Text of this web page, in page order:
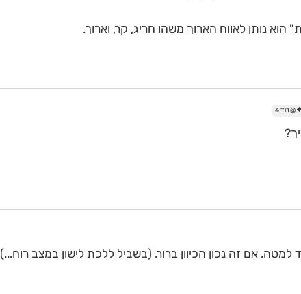
נותן לאווח הארוך משהו חריג, קר, וארוך.
@דוד 4
למטה. אם זה נכון הכיוון ברור. (בשביל ללכת לישון במצב רוח...)